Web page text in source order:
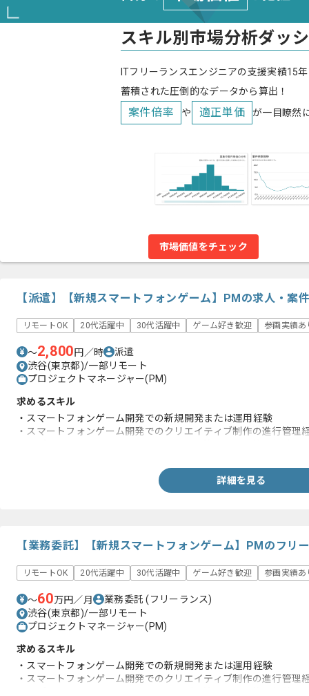
スキル別市場分析ダッ
ITフリーランスエンジニアの支援実績15
蓄積された圧倒的なデータから算出！
案件倍率 や 適正単価 が一目瞭然
市場価値をチェック
【派遣】【新規スマートフォンゲーム】PMの求人・案
リモートOK 20代活躍中 30代活躍中 ゲーム好き歓迎 参画実績あ
〜2,800円／時
派遣
渋谷(東京都)/一部リモート
プロジェクトマネージャー(PM)
求めるスキル
・スマートフォンゲーム開発での新規開発または運用経験
・スマートフォンゲーム開発でのクリエイティブ制作の進行管理
詳細を見る
【業務委託】【新規スマートフォンゲーム】PMのフリ
リモートOK 20代活躍中 30代活躍中 ゲーム好き歓迎 参画実績あ
〜60万円／月 業務委託(フリーランス)
渋谷(東京都)/一部リモート
プロジェクトマネージャー(PM)
求めるスキル
・スマートフォンゲーム開発での新規開発または運用経験
・スマートフォンゲーム開発でのクリエイティブ制作の進行管理